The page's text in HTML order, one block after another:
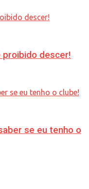
proibido descer!
se eu tenho o